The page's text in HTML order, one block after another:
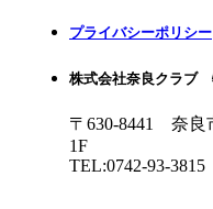
プライバシーポリシー
株式会社奈良クラブ
〒630-8441 奈良
1F
TEL:0742-93-3815